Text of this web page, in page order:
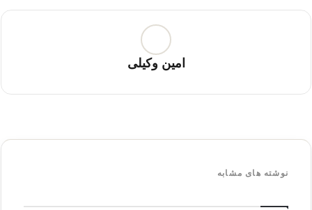
امین وکیلی
نوشته های مشابه